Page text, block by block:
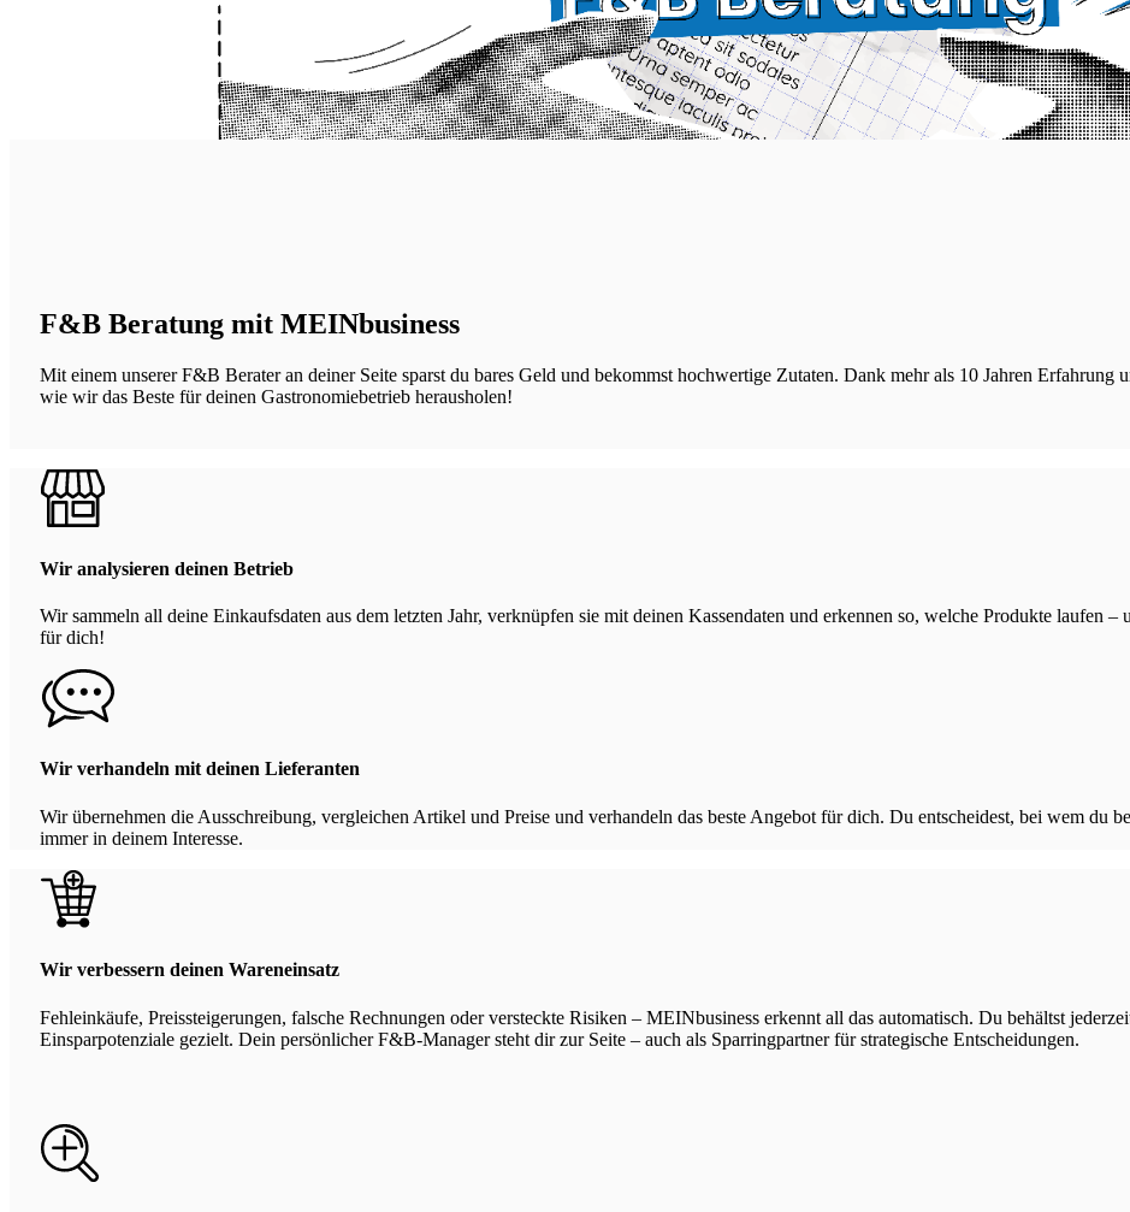
F&B Beratung mit MEINbusiness
Mit einem unserer F&B Berater an deiner Seite sparst du bares Geld und bekommst hochwertige Zutaten. Dank mehr als 10 Jahren Erfahrung
wie wir das Beste für deinen Gastronomiebetrieb herausholen!
Wir analysieren deinen Betrieb
Wir sammeln all deine Einkaufsdaten aus dem letzten Jahr, verknüpfen sie mit deinen Kassendaten und erkennen so, welche Produkte laufen
für dich!
Wir verhandeln mit deinen Lieferanten
Wir übernehmen die Ausschreibung, vergleichen Artikel und Preise und verhandeln das beste Angebot für dich. Du entscheidest, bei wem du
immer in deinem Interesse.
Wir verbessern deinen Wareneinsatz
Fehleinkäufe, Preissteigerungen, falsche Rechnungen oder versteckte Risiken – MEINbusiness erkennt all das automatisch. Du behältst
Einsparpotenziale gezielt. Dein persönlicher F&B-Manager steht dir zur Seite – auch als Sparringpartner für strategische Entscheidungen.